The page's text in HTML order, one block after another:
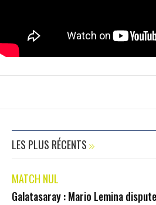
LES PLUS RÉCENTS
MATCH NUL
Galatasaray : Mario Lemina